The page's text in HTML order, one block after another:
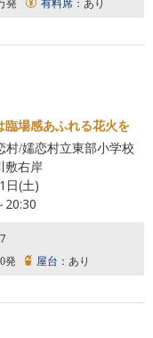
発 有料席： あり
場感あふれる花火を
村/嬬恋村立東部小学校
敷右岸
日(土)
20:30
発 屋台： あり